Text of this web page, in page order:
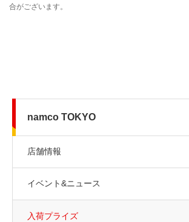
namco TOKYO
店舗情報
イベント&ニュース
入荷プライズ